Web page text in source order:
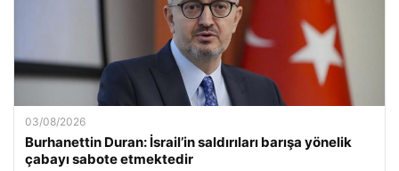
03/08/2026
Burhanettin Duran: İsrail’in saldırıları barışa yönelik
çabayı sabote etmektedir